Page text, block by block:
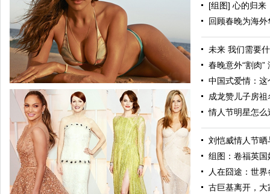
[组图] 心的归来
回顾春晚为海
未来 我们需要
春晚意外“割肉”
中国式爱情：
成龙赞儿子房
情人节明星怎
刘恺威情人节
组图：卷福英
人在囧途：世
古巨基离开，